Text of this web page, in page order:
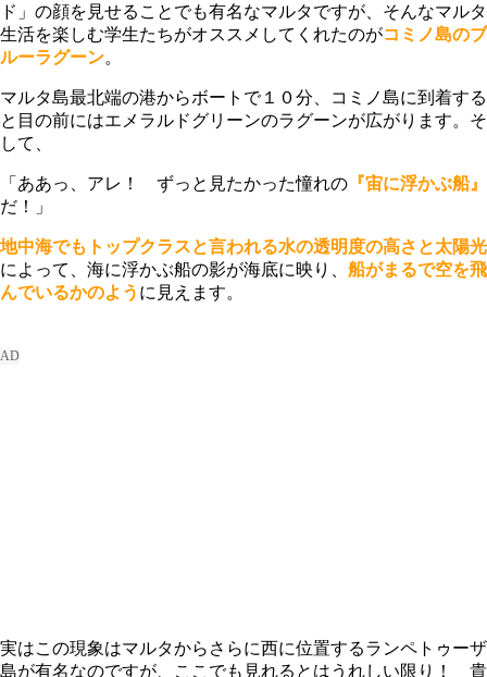
ド」の顔を見せることでも有名なマルタですが、そんなマルタ
生活を楽しむ学生たちがオススメしてくれたのがコミノ島のブ
ルーラグーン。
マルタ島最北端の港からボートで１０分、コミノ島に到着する
と目の前にはエメラルドグリーンのラグーンが広がります。そ
して、
「ああっ、アレ！ ずっと見たかった憧れの 『宙に浮かぶ船』
だ！」
地中海でもトップクラスと言われる水の透明度の高さと太陽光
によって、海に浮かぶ船の影が海底に映り、 船がまるで空を飛
んでいるかのよう に見えます。
実はこの現象はマルタからさらに西に位置するランペトゥーザ
島が有名なのですが、ここでも見れるとはうれしい限り！ 貴